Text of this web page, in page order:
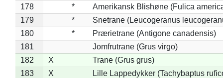
178
*
Amerikansk Blishøne (Fulica
179
*
Snetrane (Leucogeranus
180
*
Prærietrane (Antigone canadensis)
181
Jomfrutrane (Grus virgo)
182
X
Trane (Grus grus)
183
X
Lille Lappedykker (Tachybaptus